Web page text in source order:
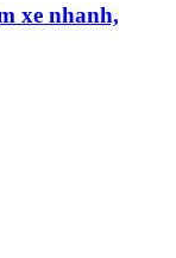
xe nhanh,